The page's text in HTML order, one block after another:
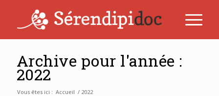
Archive pour l'année :
2022
Vous êtes ici : Accueil / 2022